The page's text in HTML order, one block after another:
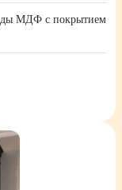
МДФ с покрытием